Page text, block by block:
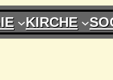
KIRCHE